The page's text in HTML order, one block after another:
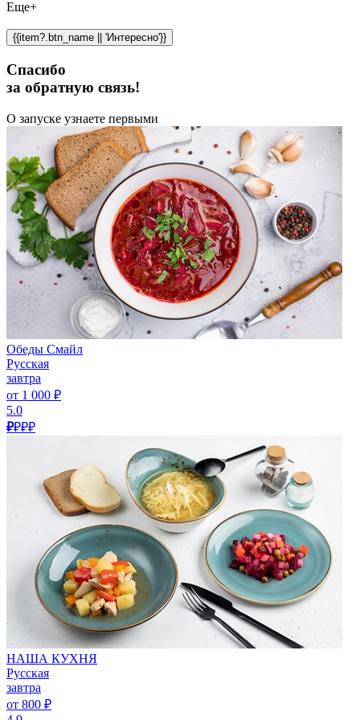
Еще+
{{item?.btn_name || 'Интересно'}}
Спасибо
за обратную связь!
О запуске узнаете первыми
Обеды Смайл
Русская
завтра
от 1 000 ₽
5.0
₽₽₽₽
НАША КУХНЯ
Русская
завтра
от 800 ₽